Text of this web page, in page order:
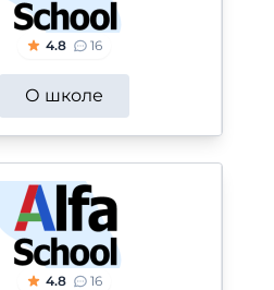
4.8 16
О школе
4.8 16